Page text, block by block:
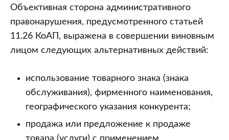
Объективная сторона административного
правонарушения, предусмотренного статьей
11.26 КоАП, выражена в совершении виновным
лицом следующих альтернативных действий:
использование товарного знака (знака
обслуживания), фирменного наименования,
географического указания конкурента;
продажа или предложение к продаже